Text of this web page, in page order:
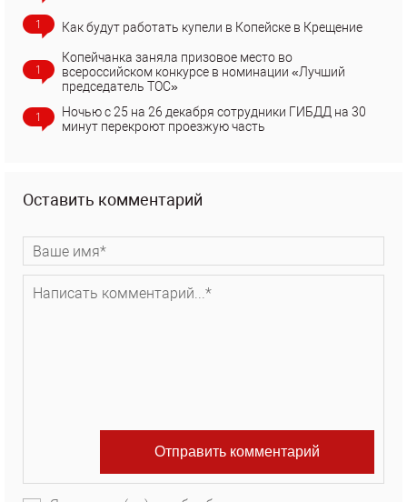
1 Как будут работать купели в Копейске в Крещение
1
Копейчанка заняла призовое место во
всероссийском конкурсе в номинации «Лучший
председатель ТОС»
1
Ночью с 25 на 26 декабря сотрудники ГИБДД на 30
минут перекроют проезжую часть
Оставить комментарий